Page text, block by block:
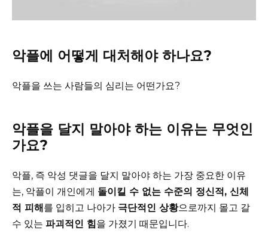
악플에 어떻게 대처해야 하나요?
악플을 쓰는 사람들의 심리는 어떤가요?
악플을 달지 말아야 하는 이유는 무엇인
가요?
악플, 즉 악성 댓글을 달지 말아야 하는 가장 중요한 이유
는, 악플이 개인에게 돌이킬 수 없는 수준의 정신적, 신체
적 피해 를 입히고 나아가 극단적인 상황으로까지 몰고 갈
수 있는 파괴적인 힘을 가졌기 때문입니다.